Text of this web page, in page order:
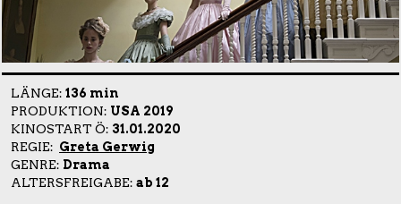
LÄNGE: 136 min
PRODUKTION: USA 2019
KINOSTART Ö: 31.01.2020
REGIE: Greta Gerwig
GENRE: Drama
ALTERSFREIGABE: ab 12